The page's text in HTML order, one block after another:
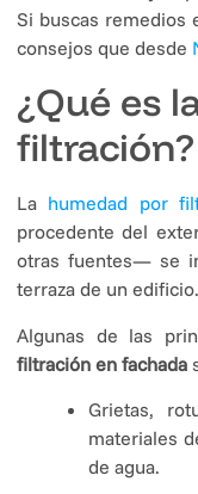
Si buscas remedios
consejos que desde
¿Qué es
filtración?
La humedad por
procedente del
otras fuentes— se
terraza de un edificio.
Algunas de las
filtración en fachada
Grietas,
materiales
de agua.